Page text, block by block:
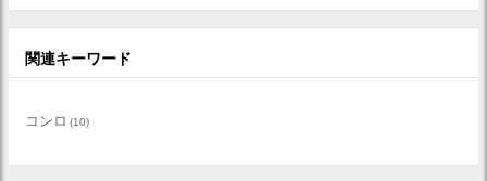
関連キーワード
コンロ (10)